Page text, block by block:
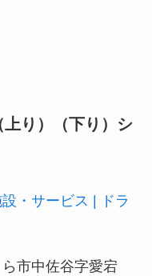
り）（下り）シ
・サービス | ドラ
市中佐谷字愛宕